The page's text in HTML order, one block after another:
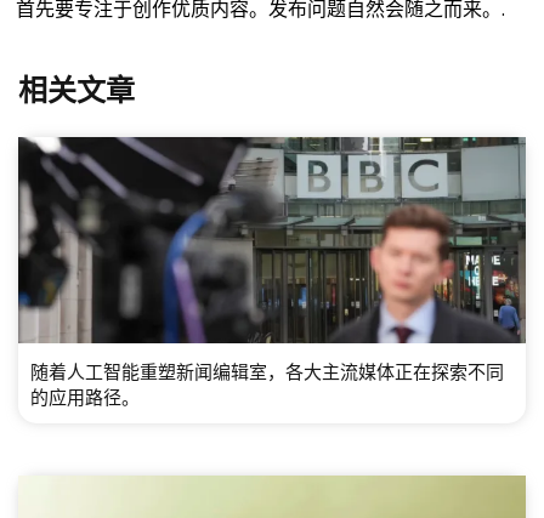
首先要专注于创作优质内容。发布问题自然会随之而来。.
相关文章
随着人工智能重塑新闻编辑室，各大主流媒体正在探索不同
的应用路径。